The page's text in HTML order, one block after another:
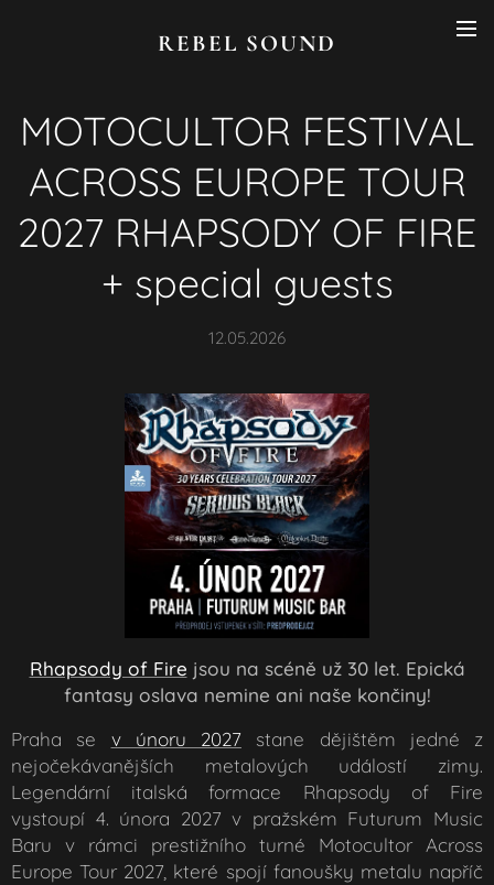
REBEL SOUND
MOTOCULTOR FESTIVAL
ACROSS EUROPE TOUR
2027 RHAPSODY OF FIRE
+ special guests
12.05.2026
Rhapsody of Fire jsou na scéně už 30 let. Epická
fantasy oslava nemine ani naše končiny!
Praha se v únoru 2027 stane dějištěm jedné z
nejočekávanějších metalových událostí zimy.
Legendární italská formace Rhapsody of Fire
vystoupí 4. února 2027 v pražském Futurum Music
Baru v rámci prestižního turné Motocultor Across
Europe Tour 2027, které spojí fanoušky metalu napříč